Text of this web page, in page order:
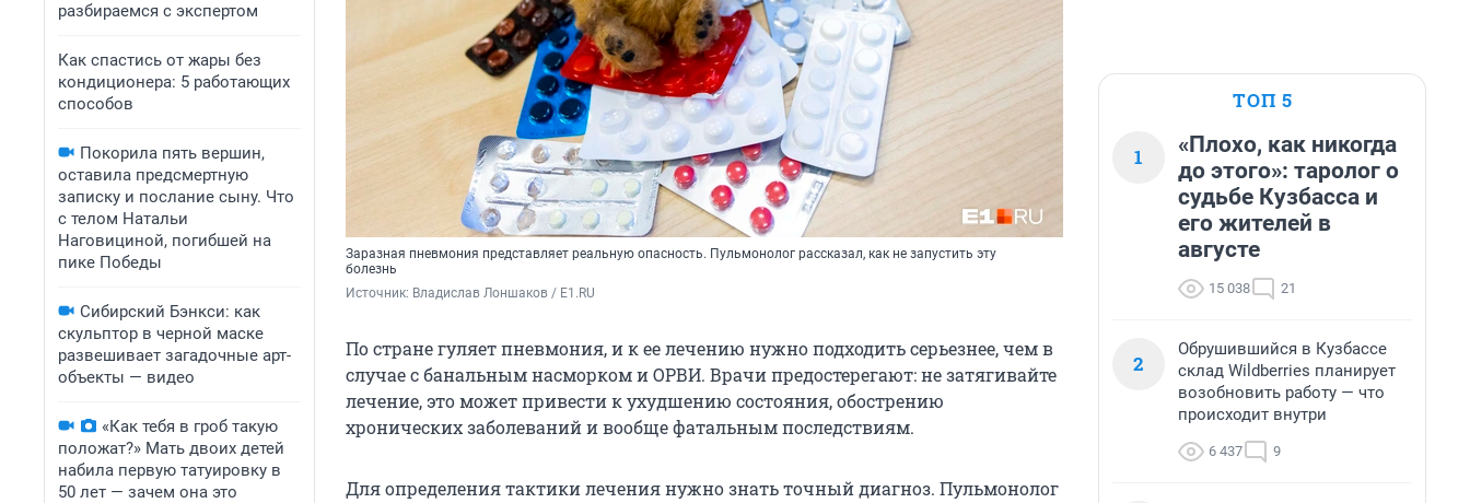
разбираемся с экспертом
Как спастись от жары без
кондиционера: 5 работающих
способов
Покорила пять вершин,
оставила предсмертную
записку и послание сыну. Что
с телом Натальи
Наговициной, погибшей на
пике Победы
Сибирский Бэнкси: как
скульптор в черной маске
развешивает загадочные арт-
объекты — видео
«Как тебя в гроб такую
положат?» Мать двоих детей
набила первую татуировку в
50 лет — зачем она это
Заразная пневмония представляет реальную опасность. Пульмонолог рассказал, как не запустить эту
болезнь
Источник: Владислав Лоншаков / E1.RU
По стране гуляет пневмония, и к ее лечению нужно подходить серьезнее, чем в
случае с банальным насморком и ОРВИ. Врачи предостерегают: не затягивайте
лечение, это может привести к ухудшению состояния, обострению
хронических заболеваний и вообще фатальным последствиям.
Для определения тактики лечения нужно знать точный диагноз. Пульмонолог
ТОП 5
1
«Плохо, как никогда
до этого»: таролог о
судьбе Кузбасса и
его жителей в
августе
15 038 21
2
Обрушившийся в Кузбассе
склад Wildberries планирует
возобновить работу — что
происходит внутри
6 437 9